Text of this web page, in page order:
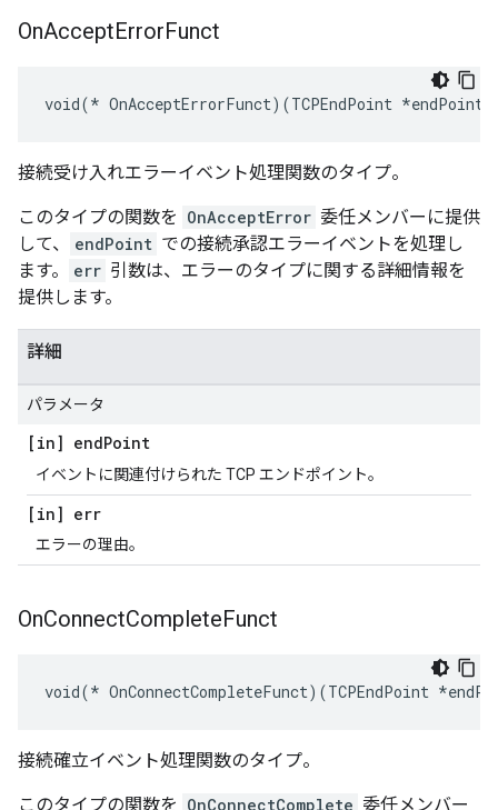
OnAcceptErrorFunct
void(* OnAcceptErrorFunct)(TCPEndPoint *endPoint,
接続受け入れエラーイベント処理関数のタイプ。
このタイプの関数を OnAcceptError 委任メンバーに提供
して、
endPoint での接続承認エラーイベントを処理し
ます。
err 引数は、エラーのタイプに関する詳細情報を
提供します。
詳細
パラメータ
[in] endPoint
イベントに関連付けられた TCP エンドポイント。
[in] err
エラーの理由。
OnConnectCompleteFunct
void(* OnConnectCompleteFunct)(TCPEndPoint
接続確立イベント処理関数のタイプ。
このタイプの関数を OnConnectComplete 委任メンバー